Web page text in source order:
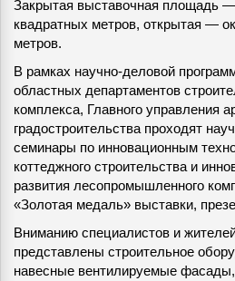
Закрытая выставочная площадь
квадратных метров, открытая —
метров.
В рамках научно-деловой
областных департаментов
комплекса, Главного управления
градостроительства проходят
семинары по инновационным
коттеджного строительства и
развития лесопромышленного
«Золотая медаль» выставки,
Вниманию специалистов и
представлены строительное
навесные вентилируемые